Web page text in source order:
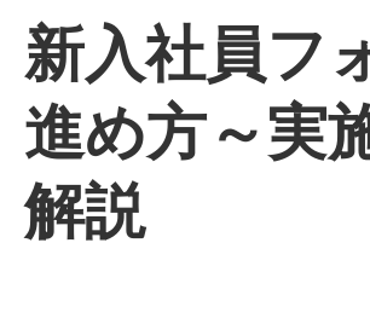
新入社員フ
進め方～実
解説